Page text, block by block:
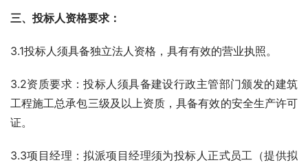
三、投标人资格要求：
3.1投标人须具备独立法人资格，具有有效的营业执照。
3.2资质要求：投标人须具备建设行政主管部门颁发的建筑
工程施工总承包三级及以上资质，具备有效的安全生产许可
证。
3.3项目经理：拟派项目经理须为投标人正式员工（提供拟